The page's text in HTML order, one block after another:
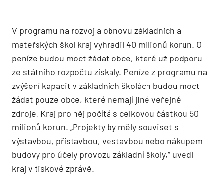
V programu na rozvoj a obnovu základních a
mateřských škol kraj vyhradil 40 milionů korun. O
peníze budou moct žádat obce, které už podporu
ze státního rozpočtu získaly. Peníze z programu na
zvýšení kapacit v základních školách budou moct
žádat pouze obce, které nemají jiné veřejné
zdroje. Kraj pro něj počítá s celkovou částkou 50
milionů korun. „Projekty by měly souviset s
výstavbou, přístavbou, vestavbou nebo nákupem
budovy pro účely provozu základní školy,“ uvedl
kraj v tiskové zprávě.